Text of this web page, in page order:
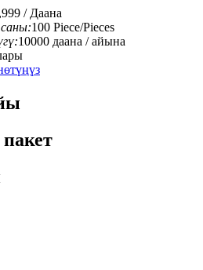
/ Даана
100 Piece/Pieces
10000 даана / айына